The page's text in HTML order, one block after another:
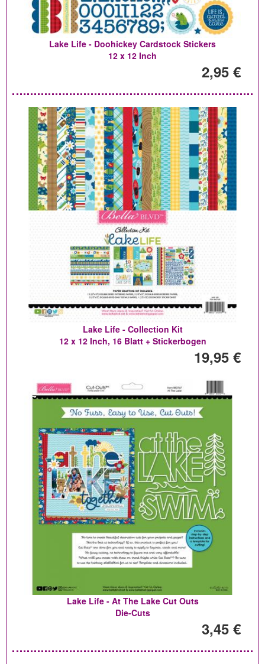
Lake Life - Doohickey Cardstock Stickers
12 x 12 Inch
2,95 €
Lake Life - Collection Kit
12 x 12 Inch, 16 Blatt + Stickerbogen
19,95 €
Lake Life - At The Lake Cut Outs
Die-Cuts
3,45 €